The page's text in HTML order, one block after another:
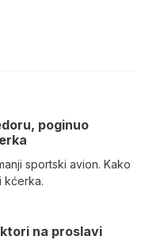
poginuo
sportski avion. Kako
kćerka.
na proslavi